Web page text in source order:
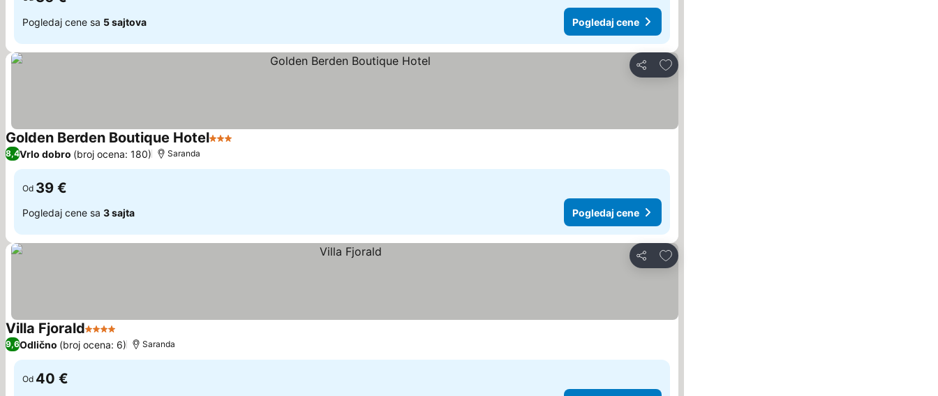
Pogledaj cene sa 5 sajtova Pogledaj cene
Deli
Dodati u favorite
Golden Berden Boutique Hotel3 Zvezdice
8,4Vrlo dobro (broj ocena: 180) Saranda
Od 39 €
Pogledaj cene sa 3 sajta Pogledaj cene
Deli
Dodati u favorite
Villa Fjorald4 ZvezdicePogledaj cene
9,6Odlično (broj ocena: 6) Saranda
Od 40 €